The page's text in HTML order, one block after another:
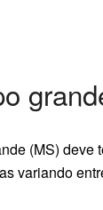
(MS) deve
variando